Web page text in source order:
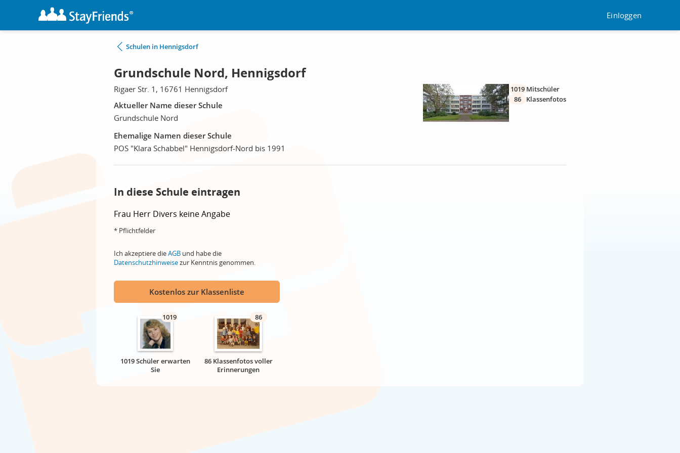
Einloggen
Schulen in Hennigsdorf
Grundschule Nord, Hennigsdorf
Rigaer Str. 1, 16761 Hennigsdorf
Aktueller Name dieser Schule
Grundschule Nord
Ehemalige Namen dieser Schule
POS "Klara Schabbel" Hennigsdorf-Nord bis 1991
1019 Mitschüler
86
Klassenfotos
In diese Schule eintragen
Frau Herr Divers keine Angabe
* Pflichtfelder
Ich akzeptiere dieAGB und habe die
Datenschutzhinweisezur Kenntnis genommen.
Kostenlos zur Klassenliste
1019
1019 Schüler erwarten
Sie
86
86 Klassenfotos voller
Erinnerungen